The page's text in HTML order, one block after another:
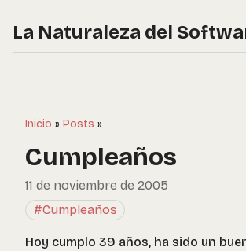
La Naturaleza del
Inicio » Posts »
Cumpleaños
11 de noviembre de 2005
#Cumpleaños
Hoy cumplo 39 años, ha sido un